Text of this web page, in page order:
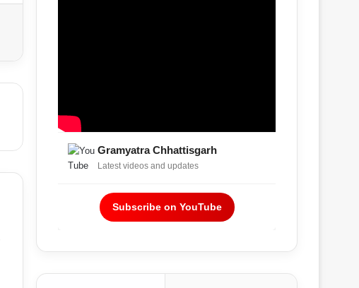
Gramyatra Chhattisgarh
Latest videos and updates
Subscribe on YouTube